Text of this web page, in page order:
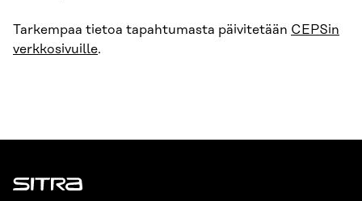
Tarkempaa tietoa tapahtumasta päivitetään CEPSin
verkkosivuille.
Sitra